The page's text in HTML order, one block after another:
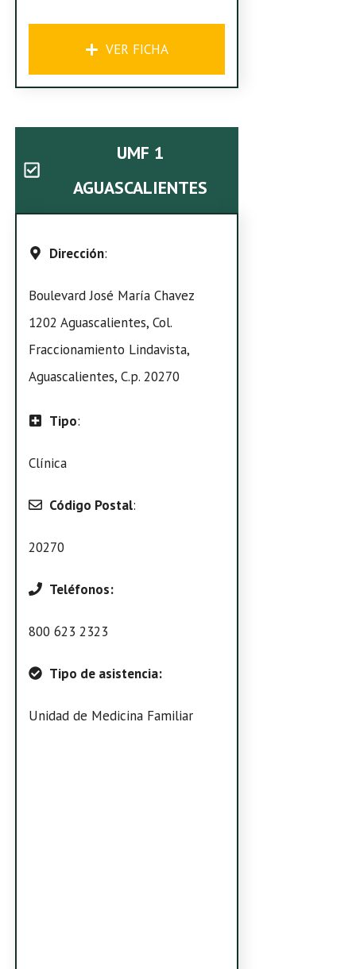
VER FICHA
UMF 1
AGUASCALIENTES
Dirección:
Boulevard José María Chavez
1202 Aguascalientes, Col.
Fraccionamiento Lindavista,
Aguascalientes, C.p. 20270
Tipo:
Clínica
Código Postal:
20270
Teléfonos:
800 623 2323
Tipo de asistencia:
Unidad de Medicina Familiar